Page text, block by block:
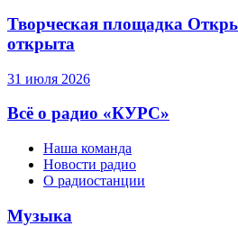
Творческая площадка
открыта
31 июля 2026
Всё о радио «КУРС»
Наша команда
Новости радио
О радиостанции
Музыка